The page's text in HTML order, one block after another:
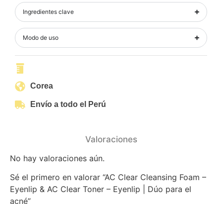
Ingredientes clave
Modo de uso
Corea
Envío a todo el Perú
Valoraciones
No hay valoraciones aún.
Sé el primero en valorar “AC Clear Cleansing Foam –
Eyenlip & AC Clear Toner – Eyenlip | Dúo para el
acné”